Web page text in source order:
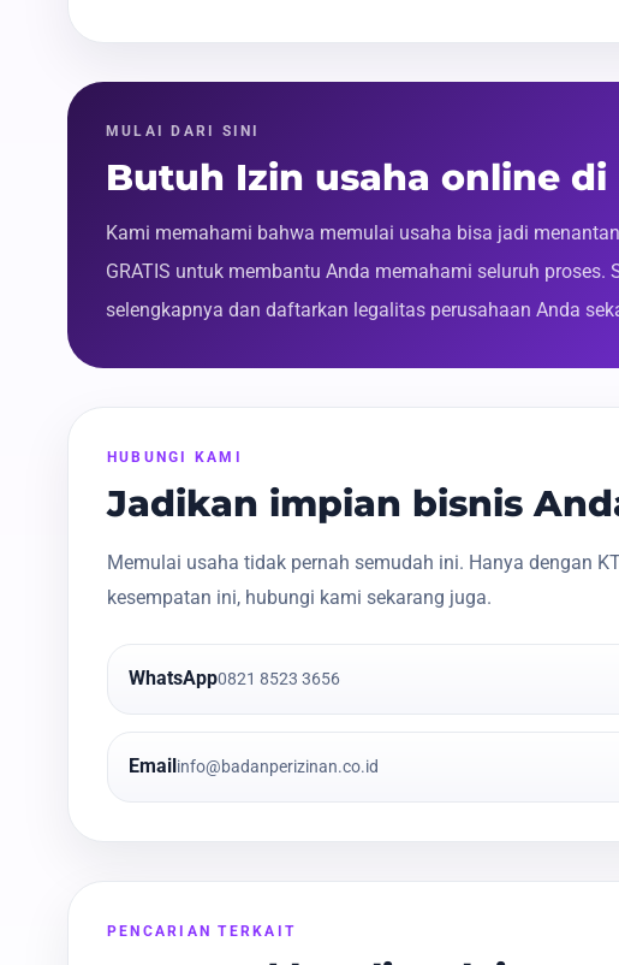
MULAI DARI SINI
Butuh Izin usaha online di
Kami memahami bahwa memulai usaha bisa jadi
GRATIS untuk membantu Anda memahami seluruh
selengkapnya dan daftarkan legalitas perusahaan Anda
HUBUNGI KAMI
Jadikan impian bisnis
Memulai usaha tidak pernah semudah ini. Hanya dengan
kesempatan ini, hubungi kami sekarang juga.
WhatsApp0821 8523 3656
Emailinfo@badanperizinan.co.id
PENCARIAN TERKAIT